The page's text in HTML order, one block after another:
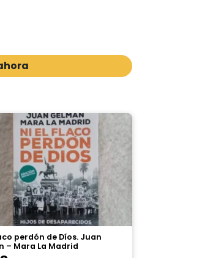
perdón de Díos. Juan
– Mara La Madrid